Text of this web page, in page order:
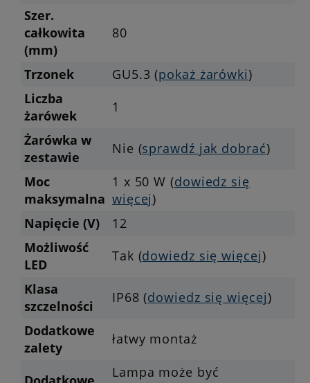
Szer.
całkowita
(mm)
80
Trzonek GU5.3 (pokaż żarówki)
Liczba
żarówek
1
Żarówka w
zestawie
Nie (sprawdź jak dobrać)
Moc
maksymalna
1 x 50 W (dowiedz się
więcej)
Napięcie (V)
12
Możliwość
LED
Tak (dowiedz się więcej)
Klasa
szczelności
IP68 (dowiedz się więcej)
Dodatkowe
zalety
łatwy montaż
Lampa może być